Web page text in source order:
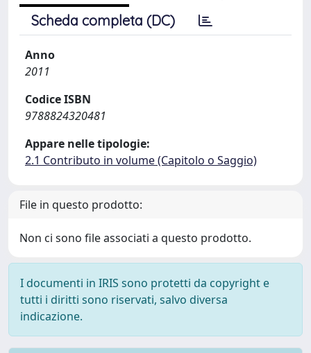
Scheda completa (DC)
Anno
2011
Codice ISBN
9788824320481
Appare nelle tipologie:
2.1 Contributo in volume (Capitolo o Saggio)
File in questo prodotto:
Non ci sono file associati a questo prodotto.
I documenti in IRIS sono protetti da copyright e
tutti i diritti sono riservati, salvo diversa
indicazione.